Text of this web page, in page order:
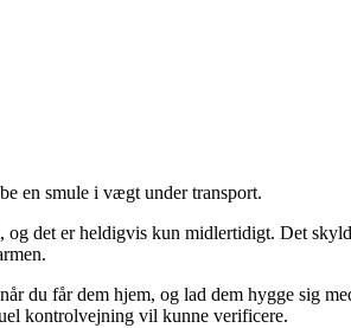
en smule i vægt under transport.
det er heldigvis kun midlertidigt. Det
du får dem hjem, og lad dem hygge sig
kontrolvejning vil kunne verificere.